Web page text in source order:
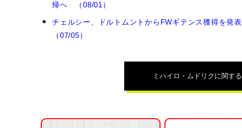
ロ・
帰へ （08/01）
チェルシー、ドルトムントからFWギテンス獲得を
（07/05）
ミハイロ・ムドリクに関す